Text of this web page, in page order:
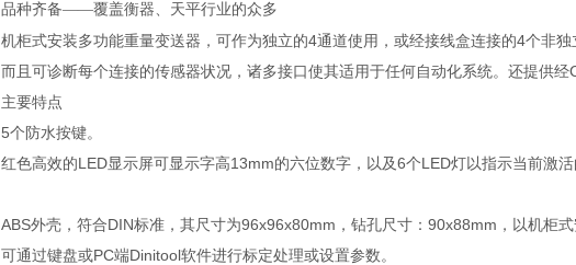
品种齐备——覆盖衡器、天平行业的众多
机柜式安装多功能重量变送器，可作为独立的4通道使用，或经接线盒连接的4个非
而且可诊断每个连接的传感器状况，诸多接口使其适用于任何自动化系统。还提供
主要特点
5个防水按键。
红色高效的LED显示屏可显示字高13mm的六位数字，以及6个LED灯以指示当前激
ABS外壳，符合DIN标准，其尺寸为96x96x80mm，钻孔尺寸：90x88mm，以机柜
可通过键盘或PC端Dinitool软件进行标定处理或设置参数。